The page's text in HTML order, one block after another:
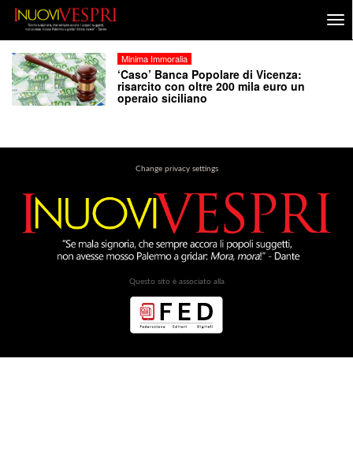
Minima Immoralia
‘Caso’ Banca Popolare di Vicenza:
risarcito con oltre 200 mila euro un
operaio siciliano
Change privacy settings
Questo sito è associato alla